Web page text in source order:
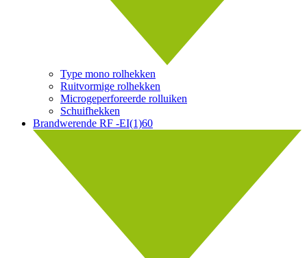
Type mono rolhekken
Ruitvormige rolhekken
Microgeperforeerde rolluiken
Schuifhekken
Brandwerende RF -EI(1)60